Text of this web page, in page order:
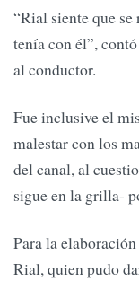
“Rial siente que
tenía con él”,
al conductor.
Fue inclusive el
malestar con los
del canal, al
sigue en la grilla-
Para la
Rial, quien pudo